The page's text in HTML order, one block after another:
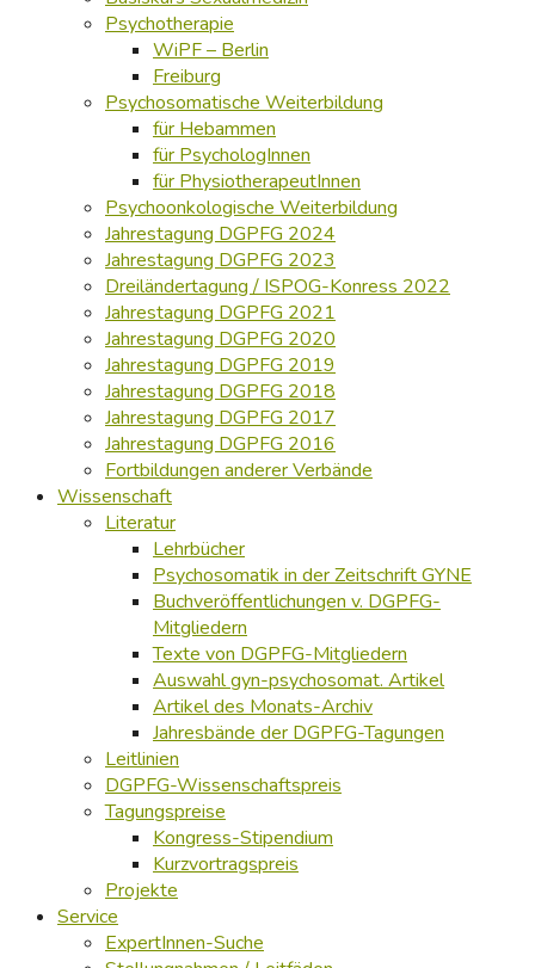
Psychotherapie
WiPF – Berlin
Freiburg
Psychosomatische Weiterbildung
für Hebammen
für PsychologInnen
für PhysiotherapeutInnen
Psychoonkologische Weiterbildung
Jahrestagung DGPFG 2024
Jahrestagung DGPFG 2023
Dreiländertagung / ISPOG-Konress 2022
Jahrestagung DGPFG 2021
Jahrestagung DGPFG 2020
Jahrestagung DGPFG 2019
Jahrestagung DGPFG 2018
Jahrestagung DGPFG 2017
Jahrestagung DGPFG 2016
Fortbildungen anderer Verbände
Wissenschaft
Literatur
Lehrbücher
Psychosomatik in der Zeitschrift GYNE
Buchveröffentlichungen v. DGPFG-
Mitgliedern
Texte von DGPFG-Mitgliedern
Auswahl gyn-psychosomat. Artikel
Artikel des Monats-Archiv
Jahresbände der DGPFG-Tagungen
Leitlinien
DGPFG-Wissenschaftspreis
Tagungspreise
Kongress-Stipendium
Kurzvortragspreis
Projekte
Service
ExpertInnen-Suche